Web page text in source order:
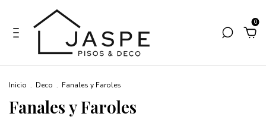
0
Inicio . Deco . Fanales y Faroles
Fanales y Faroles